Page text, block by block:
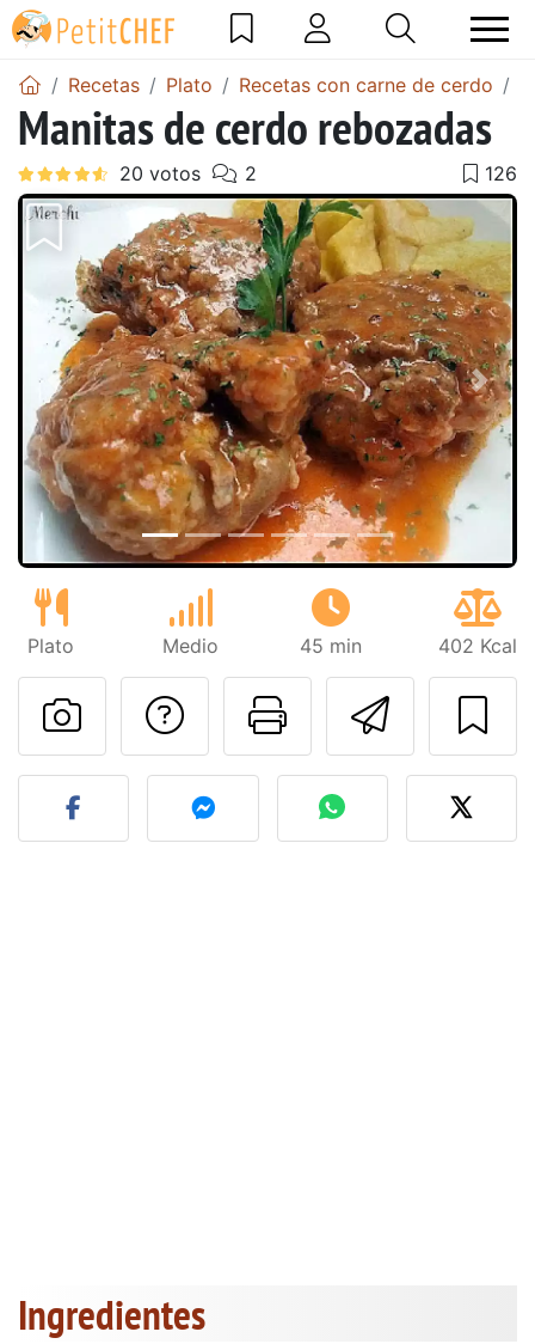
Recetas Plato Recetas con carne de cerdo
Manitas de cerdo rebozadas
Anterior
Plato Medio 45 min 402 Kcal
Imprimir
Preguntar al autor
Publicar la foto de esta
Ingredientes